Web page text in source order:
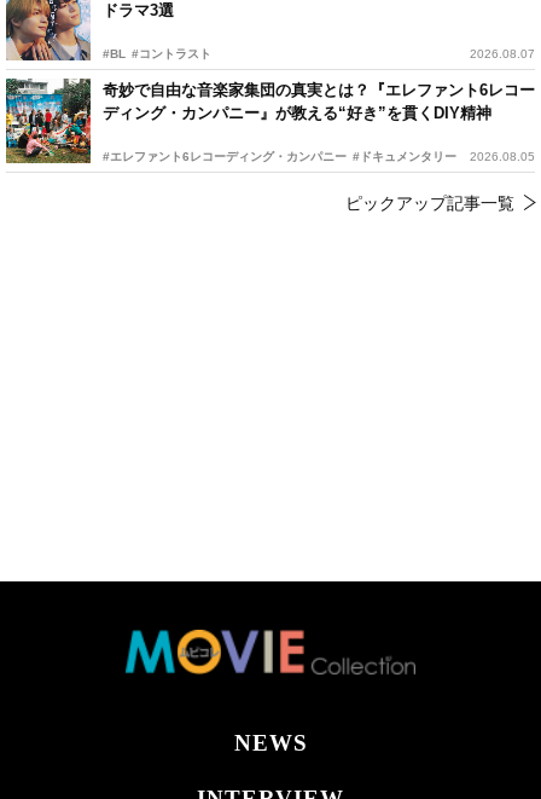
ドラマ3選
#BL #コントラスト 2026.08.07
奇妙で自由な音楽家集団の真実とは？『エレファント6レコー
ディング・カンパニー』が教える“好き”を貫くDIY精神
#エレファント6レコーディング・カンパニー #ドキュメンタリー 2026.08.05
ピックアップ記事一覧
NEWS